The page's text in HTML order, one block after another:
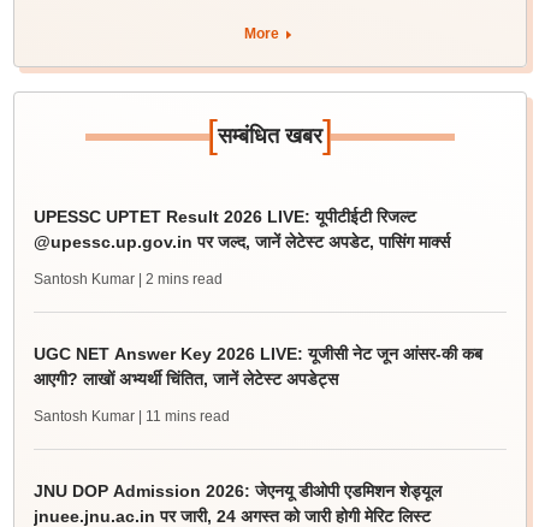
More
[सम्बंधित खबर]
UPESSC UPTET Result 2026 LIVE: यूपीटीईटी रिजल्ट
@upessc.up.gov.in पर जल्द, जानें लेटेस्ट अपडेट, पासिंग मार्क्स
Santosh Kumar | 2 mins read
UGC NET Answer Key 2026 LIVE: यूजीसी नेट जून आंसर-की कब
आएगी? लाखों अभ्यर्थी चिंतित, जानें लेटेस्ट अपडेट्स
Santosh Kumar | 11 mins read
JNU DOP Admission 2026: जेएनयू डीओपी एडमिशन शेड्यूल
jnuee.jnu.ac.in पर जारी, 24 अगस्त को जारी होगी मेरिट लिस्ट